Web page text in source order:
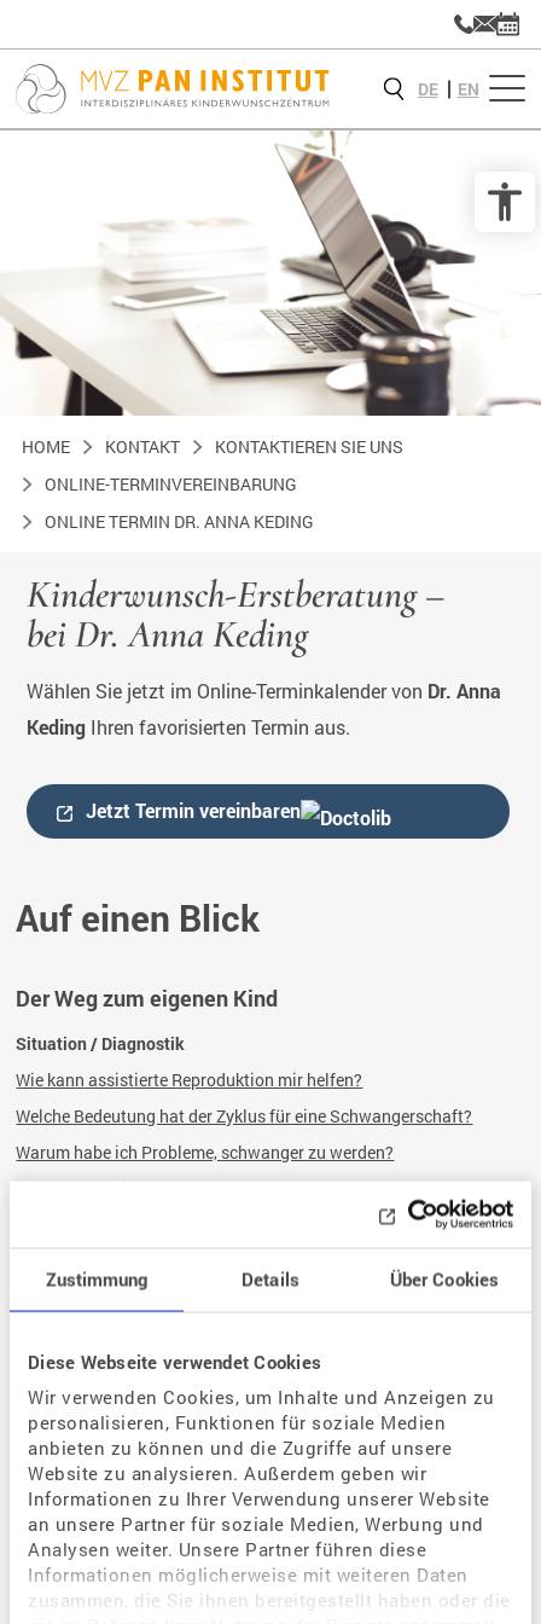
Zustimmung Details Über Cookies
Diese Webseite verwendet Cookies
Wir verwenden Cookies, um Inhalte und Anzeigen zu
personalisieren, Funktionen für soziale Medien
anbieten zu können und die Zugriffe auf unsere
Website zu analysieren. Außerdem geben wir
Informationen zu Ihrer Verwendung unserer Website
an unsere Partner für soziale Medien, Werbung und
Analysen weiter. Unsere Partner führen diese
Informationen möglicherweise mit weiteren Daten
zusammen, die Sie ihnen bereitgestellt haben oder die
DE EN
HOME KONTAKT
KONTAKTIEREN SIE UNS
ONLINE-TERMINVEREINBARUNG
ONLINE TERMIN DR. ANNA KEDING
Kinderwunsch-Erstberatung –
bei Dr. Anna Keding
Wählen Sie jetzt im Online-Terminkalender von Dr. Anna
KedingIhren favorisierten Termin aus.
Jetzt Termin vereinbaren
Auf einen Blick
Der Weg zum eigenen Kind
Situation / Diagnostik
Wie kann assistierte Reproduktion mir helfen?
Welche Bedeutung hat der Zyklus für eine Schwangerschaft?
Warum habe ich Probleme, schwanger zu werden?
Wie kann ich eine Schwangerschaft begünstigen?
Wie kann ich als gleichgeschlechtliches Paar schwanger werden?
Was sind die Voraussetzungen für eine Kinderwunschbehandlung?
Wie läuft eine Kinderwunschbehandlung ab?
Was kostet eine Kinderwunschbehandlung?
Wie ist die rechtliche Grundlagen?
Fragen und Antworten
FAQ – Die häufigsten Fragen zur Kinderwunschbehandlung